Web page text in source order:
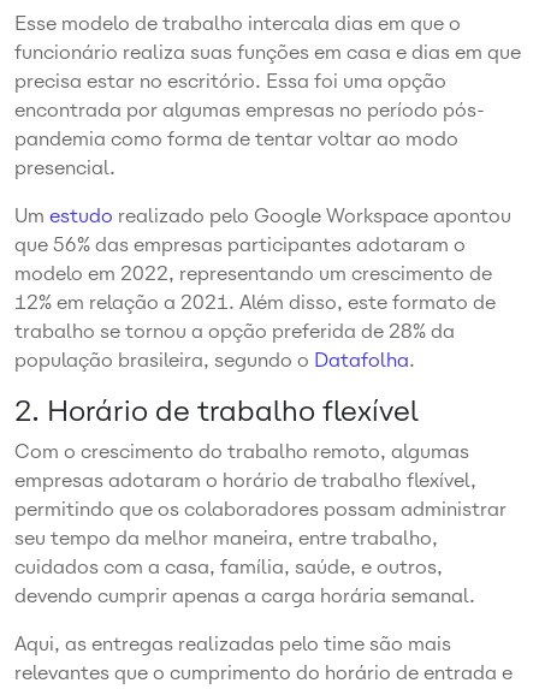
Esse modelo de trabalho intercala dias em que o
funcionário realiza suas funções em casa e dias em que
precisa estar no escritório. Essa foi uma opção
encontrada por algumas empresas no período pós-
pandemia como forma de tentar voltar ao modo
presencial.
Um estudo realizado pelo Google Workspace apontou
que 56% das empresas participantes adotaram o
modelo em 2022, representando um crescimento de
12% em relação a 2021. Além disso, este formato de
trabalho se tornou a opção preferida de 28% da
população brasileira, segundo o Datafolha.
2. Horário de trabalho flexível
Com o crescimento do trabalho remoto, algumas
empresas adotaram o horário de trabalho flexível,
permitindo que os colaboradores possam administrar
seu tempo da melhor maneira, entre trabalho,
cuidados com a casa, família, saúde, e outros,
devendo cumprir apenas a carga horária semanal.
Aqui, as entregas realizadas pelo time são mais
relevantes que o cumprimento do horário de entrada e